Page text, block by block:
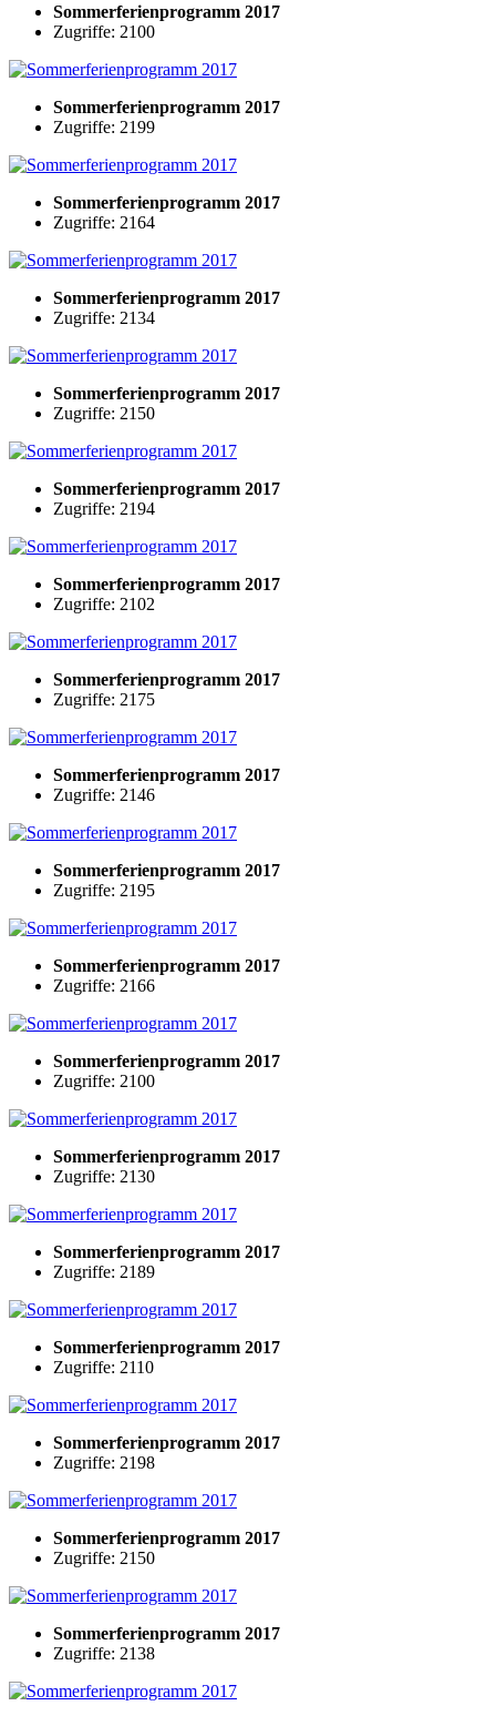
Sommerferienprogramm 2017
Zugriffe: 2100
Sommerferienprogramm 2017
Zugriffe: 2199
Sommerferienprogramm 2017
Zugriffe: 2164
Sommerferienprogramm 2017
Zugriffe: 2134
Sommerferienprogramm 2017
Zugriffe: 2150
Sommerferienprogramm 2017
Zugriffe: 2194
Sommerferienprogramm 2017
Zugriffe: 2102
Sommerferienprogramm 2017
Zugriffe: 2175
Sommerferienprogramm 2017
Zugriffe: 2146
Sommerferienprogramm 2017
Zugriffe: 2195
Sommerferienprogramm 2017
Zugriffe: 2166
Sommerferienprogramm 2017
Zugriffe: 2100
Sommerferienprogramm 2017
Zugriffe: 2130
Sommerferienprogramm 2017
Zugriffe: 2189
Sommerferienprogramm 2017
Zugriffe: 2110
Sommerferienprogramm 2017
Zugriffe: 2198
Sommerferienprogramm 2017
Zugriffe: 2150
Sommerferienprogramm 2017
Zugriffe: 2138